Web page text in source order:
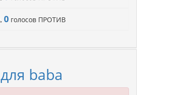
0 голосов ПРОТИВ
baba